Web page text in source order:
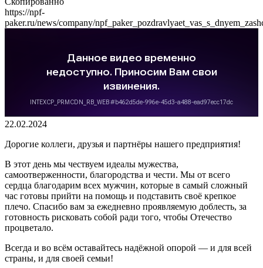
https://npf-
paker.ru/news/company/
22.02.2024
Дорогие коллеги, друзья и партнёры нашего предприятия!
В этот день мы чествуем идеалы мужества,
самоотверженности, благородства и чести. Мы от всего
сердца благодарим всех мужчин, которые в самый сложный
час готовы прийти на помощь и подставить своё крепкое
плечо. Спасибо вам за ежедневно проявляемую доблесть, за
готовность рисковать собой ради того, чтобы Отечество
процветало.
Всегда и во всём оставайтесь надёжной опорой — и для всей
страны, и для своей семьи!